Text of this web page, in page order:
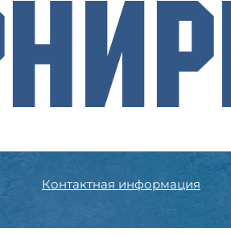
Контактная информация